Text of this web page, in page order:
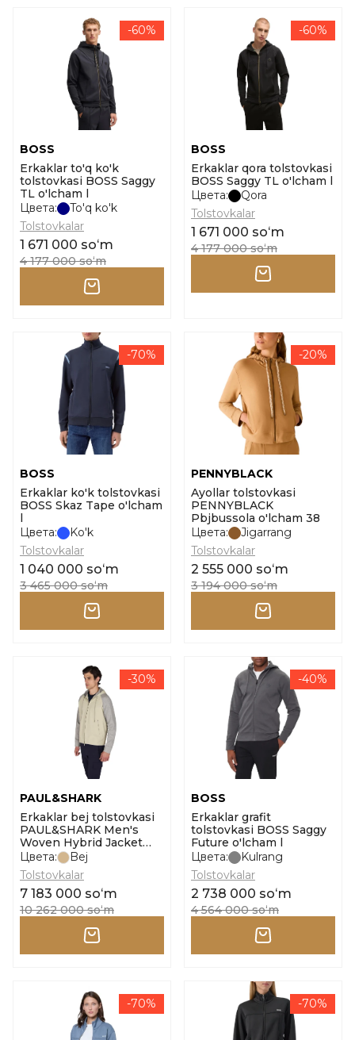
-60%
BOSS
Erkaklar to'q ko'k
tolstovkasi BOSS Saggy
TL o'lcham l
Цвета:
To'q ko'k
Tolstovkalar
1 671 000 soʻm
4 177 000 soʻm
-60%
BOSS
Erkaklar qora tolstovkasi
BOSS Saggy TL o'lcham l
Цвета:
Qora
Tolstovkalar
1 671 000 soʻm
4 177 000 soʻm
-70%
BOSS
Erkaklar ko'k tolstovkasi
BOSS Skaz Tape o'lcham
l
Цвета:
Ko'k
Tolstovkalar
1 040 000 soʻm
3 465 000 soʻm
-20%
PENNYBLACK
Ayollar tolstovkasi
PENNYBLACK
Pbjbussola o'lcham 38
Цвета:
Jigarrang
Tolstovkalar
2 555 000 soʻm
3 194 000 soʻm
-30%
PAUL&SHARK
Erkaklar bej tolstovkasi
PAUL&SHARK Men's
Woven Hybrid Jacket
o'lcham l
Цвета:
Bej
Tolstovkalar
7 183 000 soʻm
10 262 000 soʻm
-40%
BOSS
Erkaklar grafit
tolstovkasi BOSS Saggy
Future o'lcham l
Цвета:
Kulrang
Tolstovkalar
2 738 000 soʻm
4 564 000 soʻm
-70% -70%